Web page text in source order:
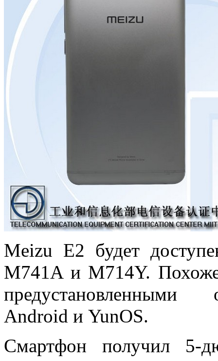
Meizu E2 будет
M741A и M714Y.
предустановленными
Android и YunOS.
Смартфон получил 5-